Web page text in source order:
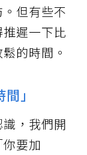
但有些不
遲一下比
的時間。
」
，我們開
要加